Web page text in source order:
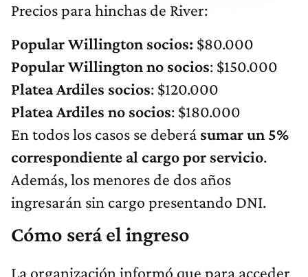
Precios para hinchas de River:
Popular Willington socios: $80.000
Popular Willington no socios: $150.000
Platea Ardiles socios: $120.000
Platea Ardiles no socios: $180.000
En todos los casos se deberá sumar un 5%
correspondiente al cargo por servicio.
Además, los menores de dos años
ingresarán sin cargo presentando DNI.
Cómo será el ingreso
La organización informó que para acceder